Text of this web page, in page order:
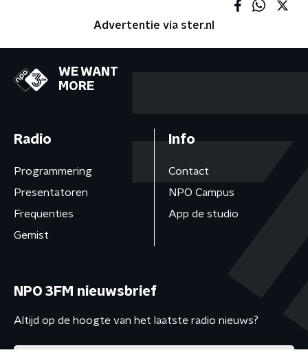
Advertentie via ster.nl
WE WANT
MORE
Radio
Programmering
Presentatoren
Frequenties
Gemist
Info
Contact
NPO Campus
App de studio
NPO 3FM nieuwsbrief
Altijd op de hoogte van het laatste radio nieuws?